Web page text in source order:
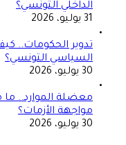
الداخلي التونسي؟
31 يوليو، 2026
تدوير الحكومات..
السياسي التونسي؟
30 يوليو، 2026
معضلة الموارد.. ما
مواجهة الأزمات؟
30 يوليو، 2026